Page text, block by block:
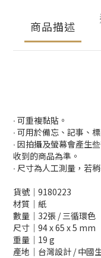
商品描述
∙ 可重複黏貼。
∙ 可用於備忘、記事、
∙ 因拍攝及螢幕會產生
收到的商品為準。
∙ 尺寸為人工測量，若
貨號│9180223
材質│紙
數量│32張 / 三循環色
尺寸│94 x 65 x 5 mm
重量│19 g
產地│台灣設計 / 中國